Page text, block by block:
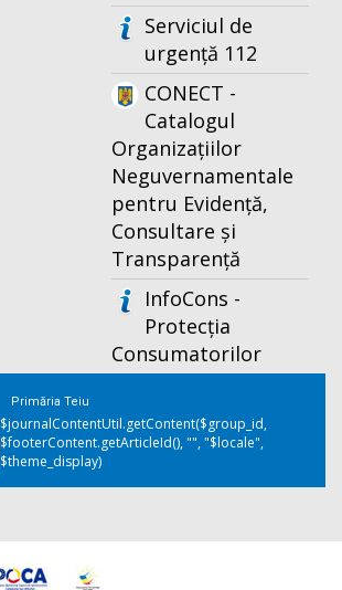
Serviciul de
urgență 112
CONECT -
Catalogul
Organizațiilor
Neguvernamentale
pentru Evidență,
Consultare și
Transparență
InfoCons -
Protecția
Consumatorilor
Primăria Teiu
$journalContentUtil.getContent($group_id,
$footerContent.getArticleId(), "", "$locale",
$theme_display)